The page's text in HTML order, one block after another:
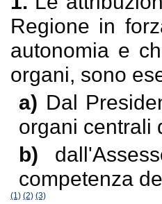
Regione in
autonomia e
organi, sono
a) Dal
organi centrali
b)
competenza
(1) (2) (3)